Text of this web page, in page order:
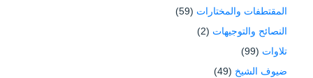
المقتطفات والمختارات (59)
النصائح والتوجيهات (2)
تلاوات (99)
ضيوف الشيخ (49)